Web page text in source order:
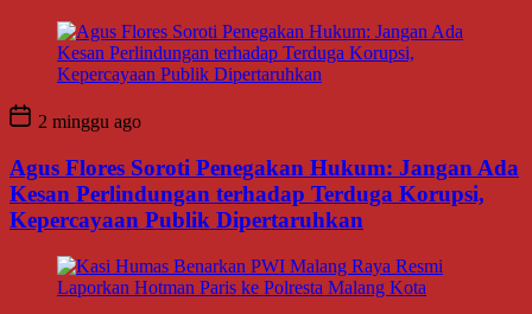
2 minggu ago
Agus Flores Soroti Penegakan Hukum: Jangan Ada
Kesan Perlindungan terhadap Terduga Korupsi,
Kepercayaan Publik Dipertaruhkan